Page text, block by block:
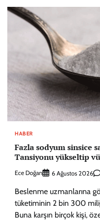
HABER
Fazla sodyum sinsice
Tansiyonu yükseltip
Ece Doğan 6 Ağustos 2026
Beslenme uzmanlarına
tüketiminin 2 bin 300
Buna karşın birçok kişi,